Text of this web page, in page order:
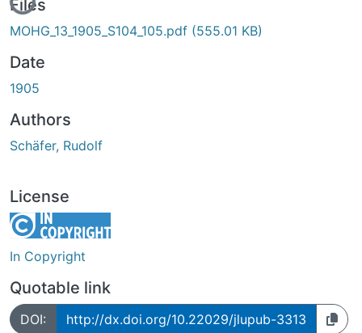
Files
MOHG_13_1905_S104_105.pdf (555.01 KB)
Date
1905
Authors
Schäfer, Rudolf
License
In Copyright
Quotable link
DOI: http://dx.doi.org/10.22029/jlupub-3313